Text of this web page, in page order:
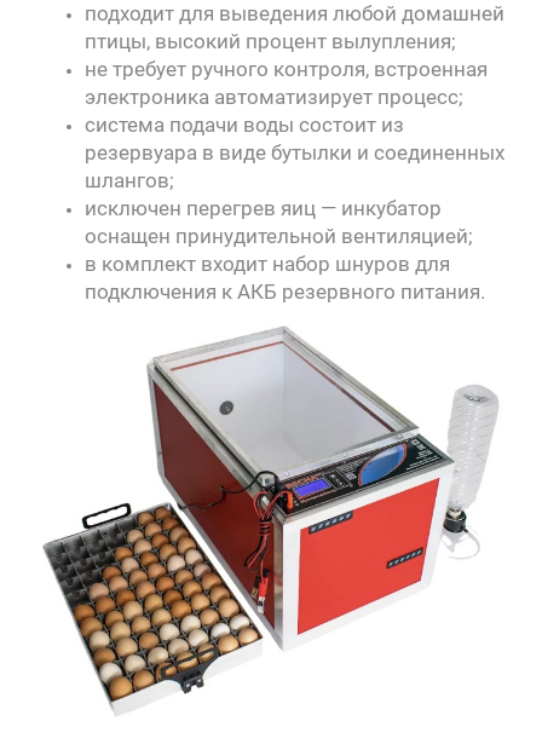
подходит для выведения любой домашней
птицы, высокий процент вылупления;
не требует ручного контроля, встроенная
электроника автоматизирует процесс;
система подачи воды состоит из
резервуара в виде бутылки и соединенных
шлангов;
исключен перегрев яиц — инкубатор
оснащен принудительной вентиляцией;
в комплект входит набор шнуров для
подключения к АКБ резервного питания.